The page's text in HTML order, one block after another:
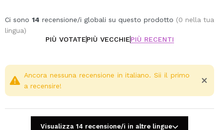
Ci sono 14 recensione/i globali su questo prodotto (0 nella tua
lingua)
PIÙ VOTATEPIÙ VECCHIEPIÙ RECENTI
Ancora nessuna recensione in italiano. Sii il primo
a recensire!
Visualizza 14 recensione/i in altre lingue